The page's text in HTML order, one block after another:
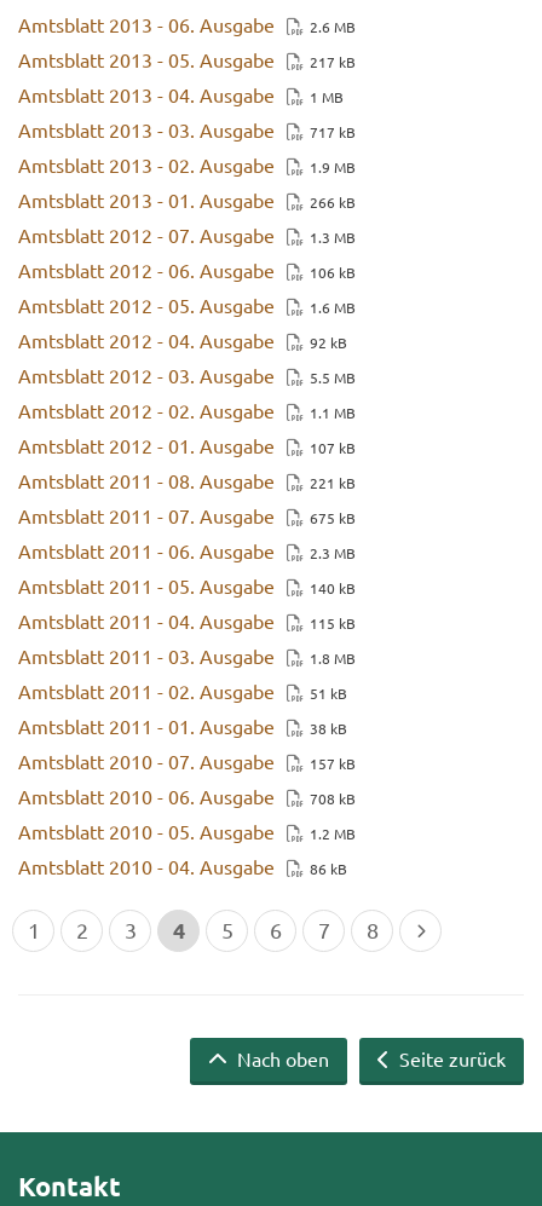
Amts­blatt 2013 - 06. Aus­ga­be 2.6 MB
Amts­blatt 2013 - 05. Aus­ga­be 217 kB
Amts­blatt 2013 - 04. Aus­ga­be 1 MB
Amts­blatt 2013 - 03. Aus­ga­be 717 kB
Amts­blatt 2013 - 02. Aus­ga­be 1.9 MB
Amts­blatt 2013 - 01. Aus­ga­be 266 kB
Amts­blatt 2012 - 07. Aus­ga­be 1.3 MB
Amts­blatt 2012 - 06. Aus­ga­be 106 kB
Amts­blatt 2012 - 05. Aus­ga­be 1.6 MB
Amts­blatt 2012 - 04. Aus­ga­be 92 kB
Amts­blatt 2012 - 03. Aus­ga­be 5.5 MB
Amts­blatt 2012 - 02. Aus­ga­be 1.1 MB
Amts­blatt 2012 - 01. Aus­ga­be 107 kB
Amts­blatt 2011 - 08. Aus­ga­be 221 kB
Amts­blatt 2011 - 07. Aus­ga­be 675 kB
Amts­blatt 2011 - 06. Aus­ga­be 2.3 MB
Amts­blatt 2011 - 05. Aus­ga­be 140 kB
Amts­blatt 2011 - 04. Aus­ga­be 115 kB
Amts­blatt 2011 - 03. Aus­ga­be 1.8 MB
Amts­blatt 2011 - 02. Aus­ga­be 51 kB
Amts­blatt 2011 - 01. Aus­ga­be 38 kB
Amts­blatt 2010 - 07. Aus­ga­be 157 kB
Amts­blatt 2010 - 06. Aus­ga­be 708 kB
Amts­blatt 2010 - 05. Aus­ga­be 1.2 MB
Amts­blatt 2010 - 04. Aus­ga­be 86 kB
1 2 3 4 5 6 7 8
Seite zurück
Nach oben
Kontakt